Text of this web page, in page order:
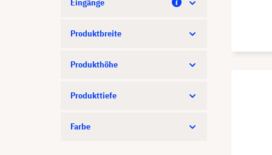
Eingänge
Produktbreite
Produkthöhe
Produkttiefe
Farbe